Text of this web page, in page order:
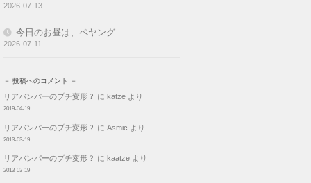
2026-07-13
今日のお昼は、ペヤング
2026-07-11
－ 投稿へのコメント －
リアバンパーのプチ変形？ に katze より
2019-04-19
リアバンパーのプチ変形？ に Asmic より
2013-03-19
リアバンパーのプチ変形？ に kaatze より
2013-03-19